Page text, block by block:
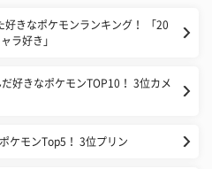
きなポケモンランキング！ 「20
ラ好き」
好きなポケモンTOP10！ 3位カメ
ケモンTop5！ 3位プリン